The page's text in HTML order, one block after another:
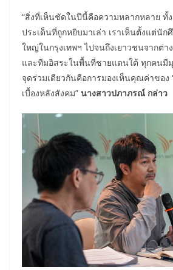
“สิ่งที่เห็นชัดในปีนี้คือความหลากหลาย ทั้
ประเด็นที่ถูกหยิบมาเล่า เราเห็นตั้งแต่นัก
ใหญ่ในกรุงเทพฯ ไปจนถึงเยาวชนจากต่า
และทีมอิสระในพื้นที่ชายแดนใต้ ทุกคนมี
จุดร่วมเดียวกันคือการมองเห็นคุณค่าของ
เบื้องหลังสังคม” นางสาวปภาภรณ์ กล่าว